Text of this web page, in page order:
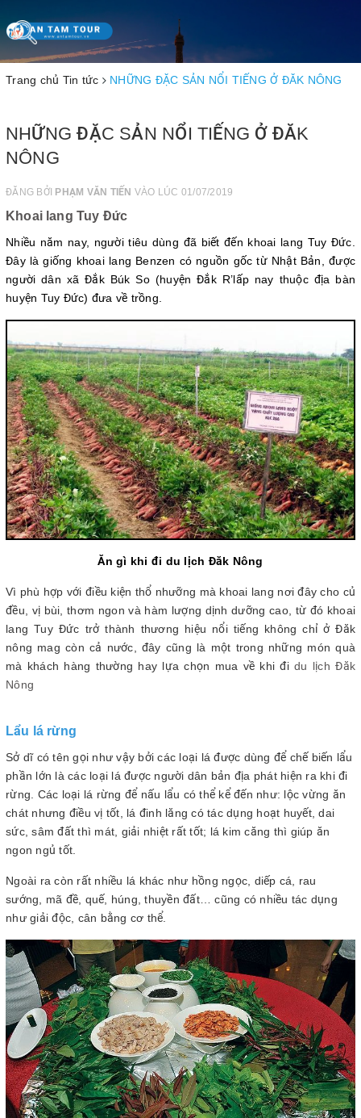
Toggle
navigation
Trang chủ Tin tức NHỮNG ĐẶC SẢN NỔI TIẾNG Ở ĐĂK NÔNG
NHỮNG ĐẶC SẢN NỔI TIẾNG Ở ĐĂK
NÔNG
ĐĂNG BỞI PHẠM VĂN TIẾN VÀO LÚC 01/07/2019
Khoai lang Tuy Đức
Nhiều năm nay, người tiêu dùng đã biết đến khoai lang Tuy Đức.
Đây là giống khoai lang Benzen có nguồn gốc từ Nhật Bản, được
người dân xã Đắk Búk So (huyện Đắk R’lấp nay thuộc địa bàn
huyện Tuy Đức) đưa về trồng
Ăn gì khi đi du lịch Đăk Nông
Vì phù hợp với điều kiện thổ nhưỡng mà khoai lang nơi đây cho củ
đều, vị bùi, thơm ngon và hàm lượng dịnh dưỡng cao, từ đó khoai
lang Tuy Đức trở thành thương hiệu nổi tiếng không chỉ ở Đăk
nông mag còn cả nước, đây cũng là một trong những món quà
mà khách hàng thường hay lựa chọn mua về khi đidu lịch Đăk
Nông
Lẩu lá rừng
Sở dĩ có tên gọi như vậy bởi các loại lá được dùng để chế biến lẩu
phần lớn là các loại lá được người dân bản địa phát hiện ra khi đi
rừng. Các loại lá rừng để nấu lẩu có thể kể đến như: lộc vừng ăn
chát nhưng điều vị tốt, lá đinh lăng có tác dụng hoạt huyết, dai
sức, sâm đất thì mát, giải nhiệt rất tốt; lá kim căng thì giúp ăn
ngon ngủ tốt.
Ngoài ra còn rất nhiều lá khác như hồng ngọc, diếp cá, rau
sướng, mã đề, quế, húng, thuyền đất… cũng có nhiều tác dụng
như giải độc, cân bằng cơ thể.